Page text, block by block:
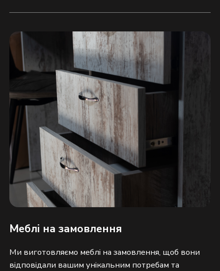
Меблі на замовлення
Ми виготовляємо меблі на замовлення, щоб вони
відповідали вашим унікальним потребам та